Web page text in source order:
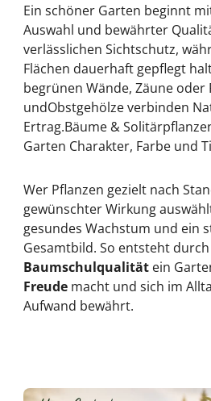
Ein schöner Garten beginnt
Auswahl und bewährter
verlässlichen Sichtschutz,
Flächen dauerhaft gepflegt
begrünen Wände, Zäune oder
undObstgehölzeverbinden
Ertrag.Bäume &
Garten Charakter, Farbe und
Wer Pflanzen gezielt nach
gewünschter Wirkung
gesundes Wachstum und ein
Gesamtbild. So entsteht durch
Baumschulqualitätein
Freude macht und sich im
Aufwand bewährt.